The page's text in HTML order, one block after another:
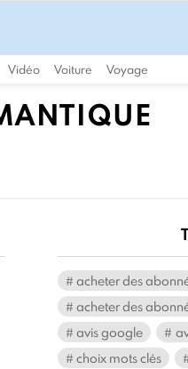
Vidéo Voiture Voyage
acheter des
acheter des
avis google
choix mots clés